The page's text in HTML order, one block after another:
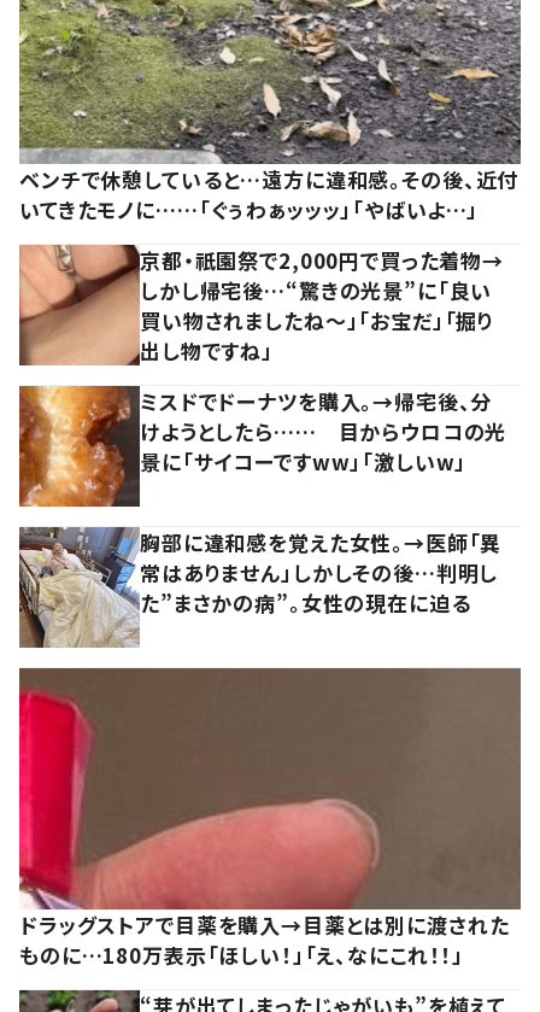
ベンチで休憩していると…遠方に違和感。その後、近付
いてきたモノに……「ぐぅわぁッッッ」「やばいよ…」
京都・祇園祭で2,000円で買った着物→
しかし帰宅後…“驚きの光景”に「良い
買い物されましたね～」「お宝だ」「掘り
出し物ですね」
ミスドでドーナツを購入。→帰宅後、分
けようとしたら…… 目からウロコの光
景に「サイコーですww」「激しいw」
胸部に違和感を覚えた女性。→医師「異
常はありません」しかしその後…判明し
た”まさかの病”。女性の現在に迫る
ドラッグストアで目薬を購入→目薬とは別に渡された
ものに…180万表示「ほしい！」「え、なにこれ！！」
“芽が出てしまったじゃがいも”を植えて